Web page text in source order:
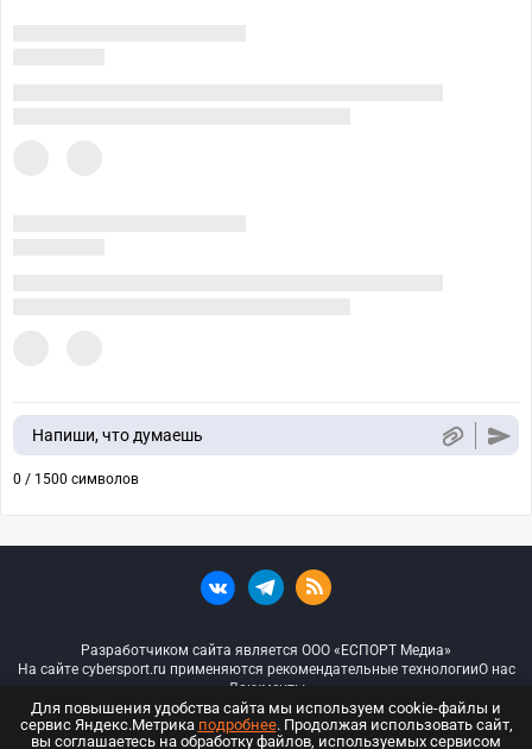
Напиши, что думаешь
0 / 1500 символов
Разработчиком сайта является ООО «ЕСПОРТ Медиа»
На сайте cybersport.ru применяются рекомендательные технологииО нас
Документы
© ООО «Киберспорт.ру» — Все права защищены
Для повышения удобства сайта мы используем cookie-файлы и
сервис Яндекс.Метрика подробнее. Продолжая использовать сайт,
вы соглашаетесь на обработку файлов, используемых сервисом